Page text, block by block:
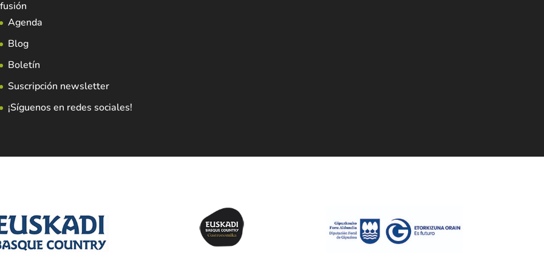
Agenda
Blog
Boletín
Suscripción newsletter
¡Síguenos en redes sociales!